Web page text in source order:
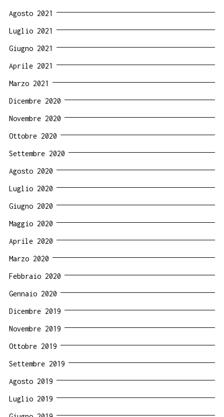
Agosto 2021
Luglio 2021
Giugno 2021
Aprile 2021
Marzo 2021
Dicembre 2020
Novembre 2020
Ottobre 2020
Settembre 2020
Agosto 2020
Luglio 2020
Giugno 2020
Maggio 2020
Aprile 2020
Marzo 2020
Febbraio 2020
Gennaio 2020
Dicembre 2019
Novembre 2019
Ottobre 2019
Settembre 2019
Agosto 2019
Luglio 2019